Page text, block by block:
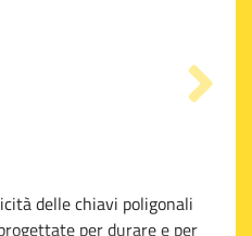
delle chiavi poligonali
per durare e per